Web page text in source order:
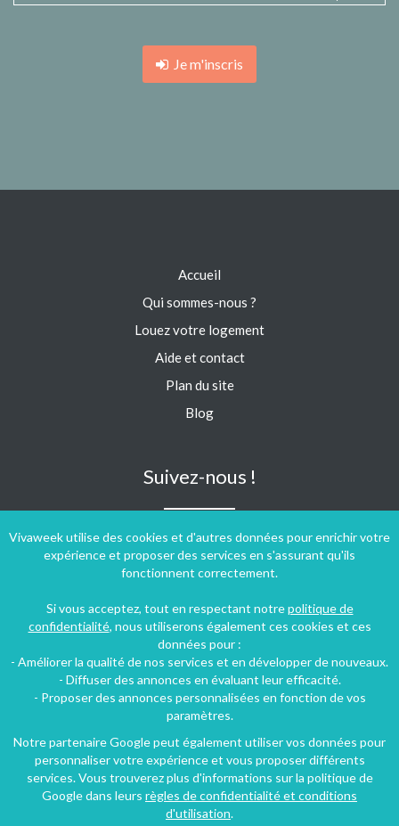
Je m'inscris
Vivaweek utilise des cookies et d'autres données pour enrichir votre
expérience et proposer des services en s'assurant qu'ils
fonctionnent correctement.
Si vous acceptez, tout en respectant notrepolitique de
confidentialité, nous utiliserons également ces cookies et ces
données pour :
- Améliorer la qualité de nos services et en développer de nouveaux.
- Diffuser des annonces en évaluant leur efficacité.
- Proposer des annonces personnalisées en fonction de vos
paramètres.
Notre partenaire Google peut également utiliser vos données pour
personnaliser votre expérience et vous proposer différents
services. Vous trouverez plus d'informations sur la politique de
Google dans leurs règles de confidentialité et conditions
d'utilisation.
Accueil
Qui sommes-nous ?
Louez votre logement
Aide et contact
Plan du site
Blog
Suivez-nous !
Conditions générales d'utilisation- Politique de confidentialité
Copyright © 2009 ‐ 2026 Vivaweek ‐ Tous droits réservés ‐
Dernière mise à jour du site : 08 août 2026